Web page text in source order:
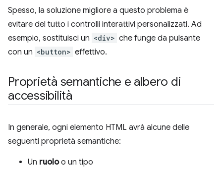
Spesso, la soluzione migliore a questo problema è
evitare del tutto i controlli interattivi personalizzati. Ad
esempio, sostituisci un <div> che funge da pulsante
con un <button> effettivo.
Proprietà semantiche e albero di
accessibilità
In generale, ogni elemento HTML avrà alcune delle
seguenti proprietà semantiche:
Un ruoloo un tipo